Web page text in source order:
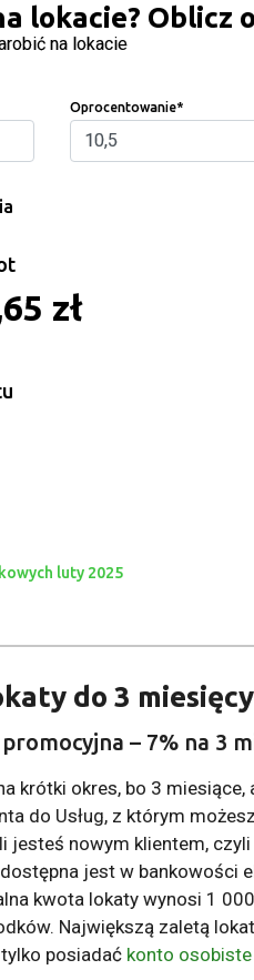
lokacie? Oblicz
na lokacie
Oprocentowanie*
zł
luty 2025
do 3 miesięcy
– 7% na 3
krótki okres, bo 3
do Usług, z którym
jesteś nowym klientem,
jest w bankowości
kwota lokaty wynosi 1
Największą zaletą
posiadać konto osobiste